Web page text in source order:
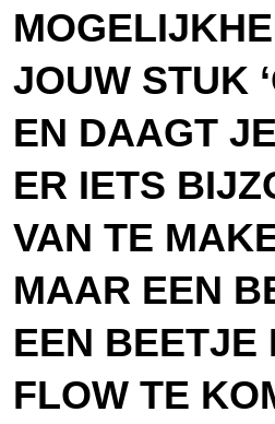
JOUW STUK
EN DAAGT
ER IETS
VAN TE
MAAR EEN
EEN BEETJE
FLOW TE